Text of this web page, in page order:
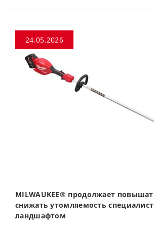
24.05.2026
MILWAUKEE® продолжает
снижать утомляемость
ландшафтом